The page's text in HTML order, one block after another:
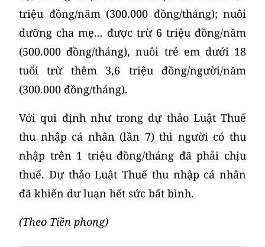
triệu đồng/năm (300.000 đồng/tháng); nuôi
dưỡng cha mẹ... được trừ 6 triệu đồng/năm
(500.000 đồng/tháng), nuôi trẻ em dưới 18
tuổi trừ thêm 3,6 triệu đồng/người/năm
(300.000 đồng/tháng).
Với qui định như trong dự thảo Luật Thuế
thu nhập cá nhân (lần 7) thì người có thu
nhập trên 1 triệu đồng/tháng đã phải chịu
thuế. Dự thảo Luật Thuế thu nhập cá nhân
đã khiến dư luạn hết sức bất bình.
(Theo Tiền phong)